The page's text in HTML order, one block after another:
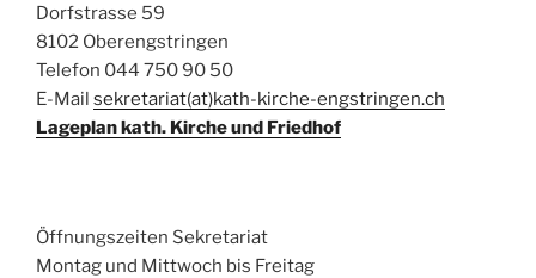
Dorfstrasse 59
8102 Oberengstringen
Telefon 044 750 90 50
E-Mail sekretariat(at)kath-kirche-engstringen.ch
Lageplan kath. Kirche und Friedhof
Öffnungszeiten Sekretariat
Montag und Mittwoch bis Freitag